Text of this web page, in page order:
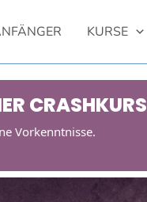
KURSE
CRASHKURS
Vorkenntnisse.